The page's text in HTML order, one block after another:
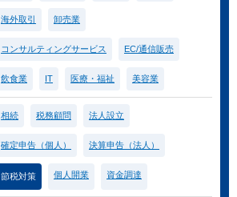
海外取引 卸売業
コンサルティングサービス EC/通信販売
飲食業 IT 医療・福祉 美容業
相続 税務顧問 法人設立
確定申告（個人） 決算申告（法人）
節税対策 個人開業 資金調達